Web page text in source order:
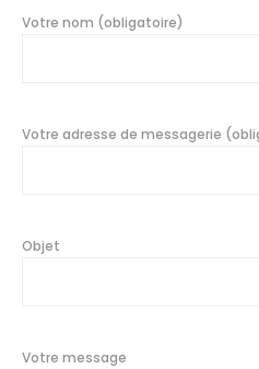
Votre nom (obligatoire)
Votre adresse de messagerie
Objet
Votre message